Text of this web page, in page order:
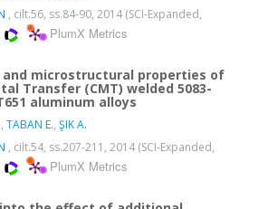
, cilt.56, ss.84-90, 2014 (SCI-Expanded,
PlumX Metrics
and microstructural properties of
Transfer (CMT) welded 5083-
aluminum alloys
, TABAN E., ŞIK A.
, cilt.54, ss.207-211, 2014 (SCI-Expanded,
PlumX Metrics